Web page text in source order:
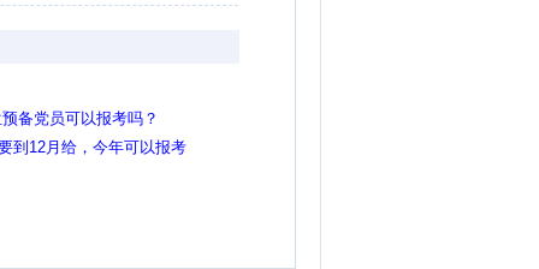
备党员可以报考吗？
到12月给，今年可以报考